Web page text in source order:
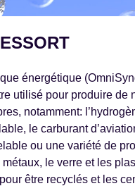
énergétique
utilisé pour produire de
notamment:
le carburant
ou une variété de
le verre et les
être recyclés et les